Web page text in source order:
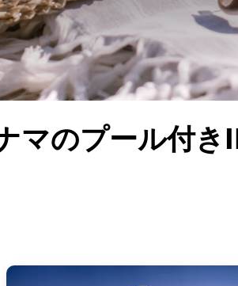
マのプール付き